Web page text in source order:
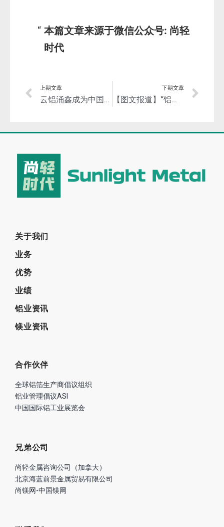
本篇文章来源于微信公众号: 尚轻
时代
上期文章
云铝涌鑫成为中国首家通过铝业管理倡议ASI标准双认证的绿色水电铝企业！
下期文章
【图文报道】“铝包装公益专区”——为铝包装发声，为铝包装喝彩！
关于我们
业务
优势
业绩
铝业资讯
镁业资讯
合作伙伴
全球铝箔生产商倡议组织
铝业管理倡议ASI
中国国际铝工业展览会
兄弟公司
尚轻金属咨询公司（加拿大）
北京海蓝前景金属贸易有限公司
尚镁网-中国镁网